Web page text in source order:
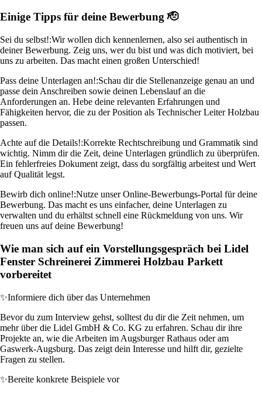
Einige Tipps für deine Bewerbung 🫡
Sei du selbst!:Wir wollen dich kennenlernen, also sei authentisch in
deiner Bewerbung. Zeig uns, wer du bist und was dich motiviert, bei
uns zu arbeiten. Das macht einen großen Unterschied!
Pass deine Unterlagen an!:Schau dir die Stellenanzeige genau an und
passe dein Anschreiben sowie deinen Lebenslauf an die
Anforderungen an. Hebe deine relevanten Erfahrungen und
Fähigkeiten hervor, die zu der Position als Technischer Leiter Holzbau
passen.
Achte auf die Details!:Korrekte Rechtschreibung und Grammatik sind
wichtig. Nimm dir die Zeit, deine Unterlagen gründlich zu überprüfen.
Ein fehlerfreies Dokument zeigt, dass du sorgfältig arbeitest und Wert
auf Qualität legst.
Bewirb dich online!:Nutze unser Online-Bewerbungs-Portal für deine
Bewerbung. Das macht es uns einfacher, deine Unterlagen zu
verwalten und du erhältst schnell eine Rückmeldung von uns. Wir
freuen uns auf deine Bewerbung!
Wie man sich auf ein Vorstellungsgespräch bei Lidel
Fenster Schreinerei Zimmerei Holzbau Parkett
vorbereitet
✨Informiere dich über das Unternehmen
Bevor du zum Interview gehst, solltest du dir die Zeit nehmen, um
mehr über die Lidel GmbH & Co. KG zu erfahren. Schau dir ihre
Projekte an, wie die Arbeiten im Augsburger Rathaus oder am
Gaswerk-Augsburg. Das zeigt dein Interesse und hilft dir, gezielte
Fragen zu stellen.
✨Bereite konkrete Beispiele vor